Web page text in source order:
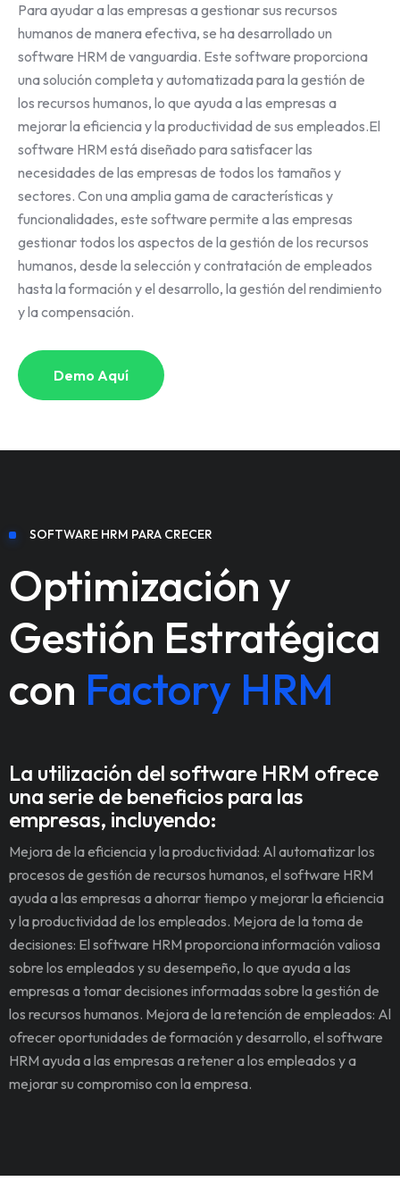
Para ayudar a las empresas a gestionar sus recursos
humanos de manera efectiva, se ha desarrollado un
software HRM de vanguardia. Este software proporciona
una solución completa y automatizada para la gestión de
los recursos humanos, lo que ayuda a las empresas a
mejorar la eficiencia y la productividad de sus empleados.El
software HRM está diseñado para satisfacer las
necesidades de las empresas de todos los tamaños y
sectores. Con una amplia gama de características y
funcionalidades, este software permite a las empresas
gestionar todos los aspectos de la gestión de los recursos
humanos, desde la selección y contratación de empleados
hasta la formación y el desarrollo, la gestión del rendimiento
y la compensación.
Demo Aquí
SOFTWARE HRM PARA CRECER
Optimización y
Gestión Estratégica
con Factory HRM
La utilización del software HRM ofrece
una serie de beneficios para las
empresas, incluyendo:
Mejora de la eficiencia y la productividad: Al automatizar los
procesos de gestión de recursos humanos, el software HRM
ayuda a las empresas a ahorrar tiempo y mejorar la eficiencia
y la productividad de los empleados. Mejora de la toma de
decisiones: El software HRM proporciona información valiosa
sobre los empleados y su desempeño, lo que ayuda a las
empresas a tomar decisiones informadas sobre la gestión de
los recursos humanos. Mejora de la retención de empleados: Al
ofrecer oportunidades de formación y desarrollo, el software
HRM ayuda a las empresas a retener a los empleados y a
mejorar su compromiso con la empresa.